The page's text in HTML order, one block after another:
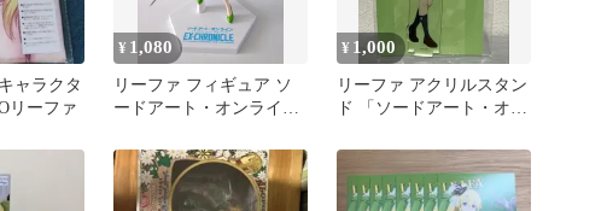
ャラクタ
リーファ
¥ 1,080
リーファ フィギュア ソ
ードアート・オンライン
¥ 1,000
リーファ アクリルスタン
ド 「ソードアート・オン